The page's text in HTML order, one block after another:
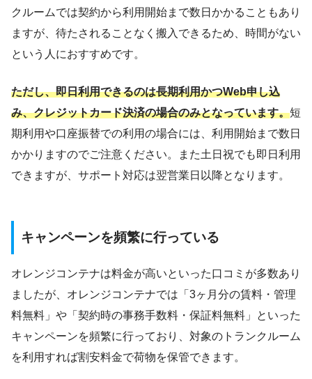
クルームでは契約から利用開始まで数日かかることもあり
ますが、待たされることなく搬入できるため、時間がない
という人におすすめです。
ただし、即日利用できるのは長期利用かつWeb申し込
み、クレジットカード決済の場合のみとなっています。短
期利用や口座振替での利用の場合には、利用開始まで数日
かかりますのでご注意ください。また土日祝でも即日利用
できますが、サポート対応は翌営業日以降となります。
キャンペーンを頻繁に行っている
オレンジコンテナは料金が高いといった口コミが多数あり
ましたが、オレンジコンテナでは「3ヶ月分の賃料・管理
料無料」や「契約時の事務手数料・保証料無料」といった
キャンペーンを頻繁に行っており、対象のトランクルーム
を利用すれば割安料金で荷物を保管できます。